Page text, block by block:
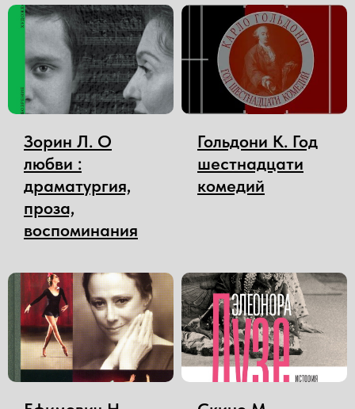
Зорин Л. О
любви :
драматургия,
проза,
воспоминания
Гольдони К. Год
шестнадцати
комедий